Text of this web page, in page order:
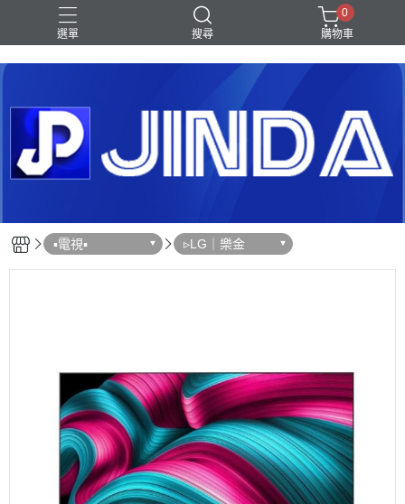
選單 搜尋
Shark｜Ninja 滾筒洗衣機 除濕機 電視
0
購物車
▪︎電視▪︎ ▹LG｜樂金